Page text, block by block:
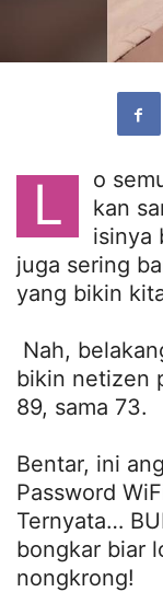
L
o
kan
isinya
juga sering
yang bikin
Nah,
bikin netizen
89, sama 73.
Bentar, ini
Password
Ternyata…
bongkar biar
nongkrong!